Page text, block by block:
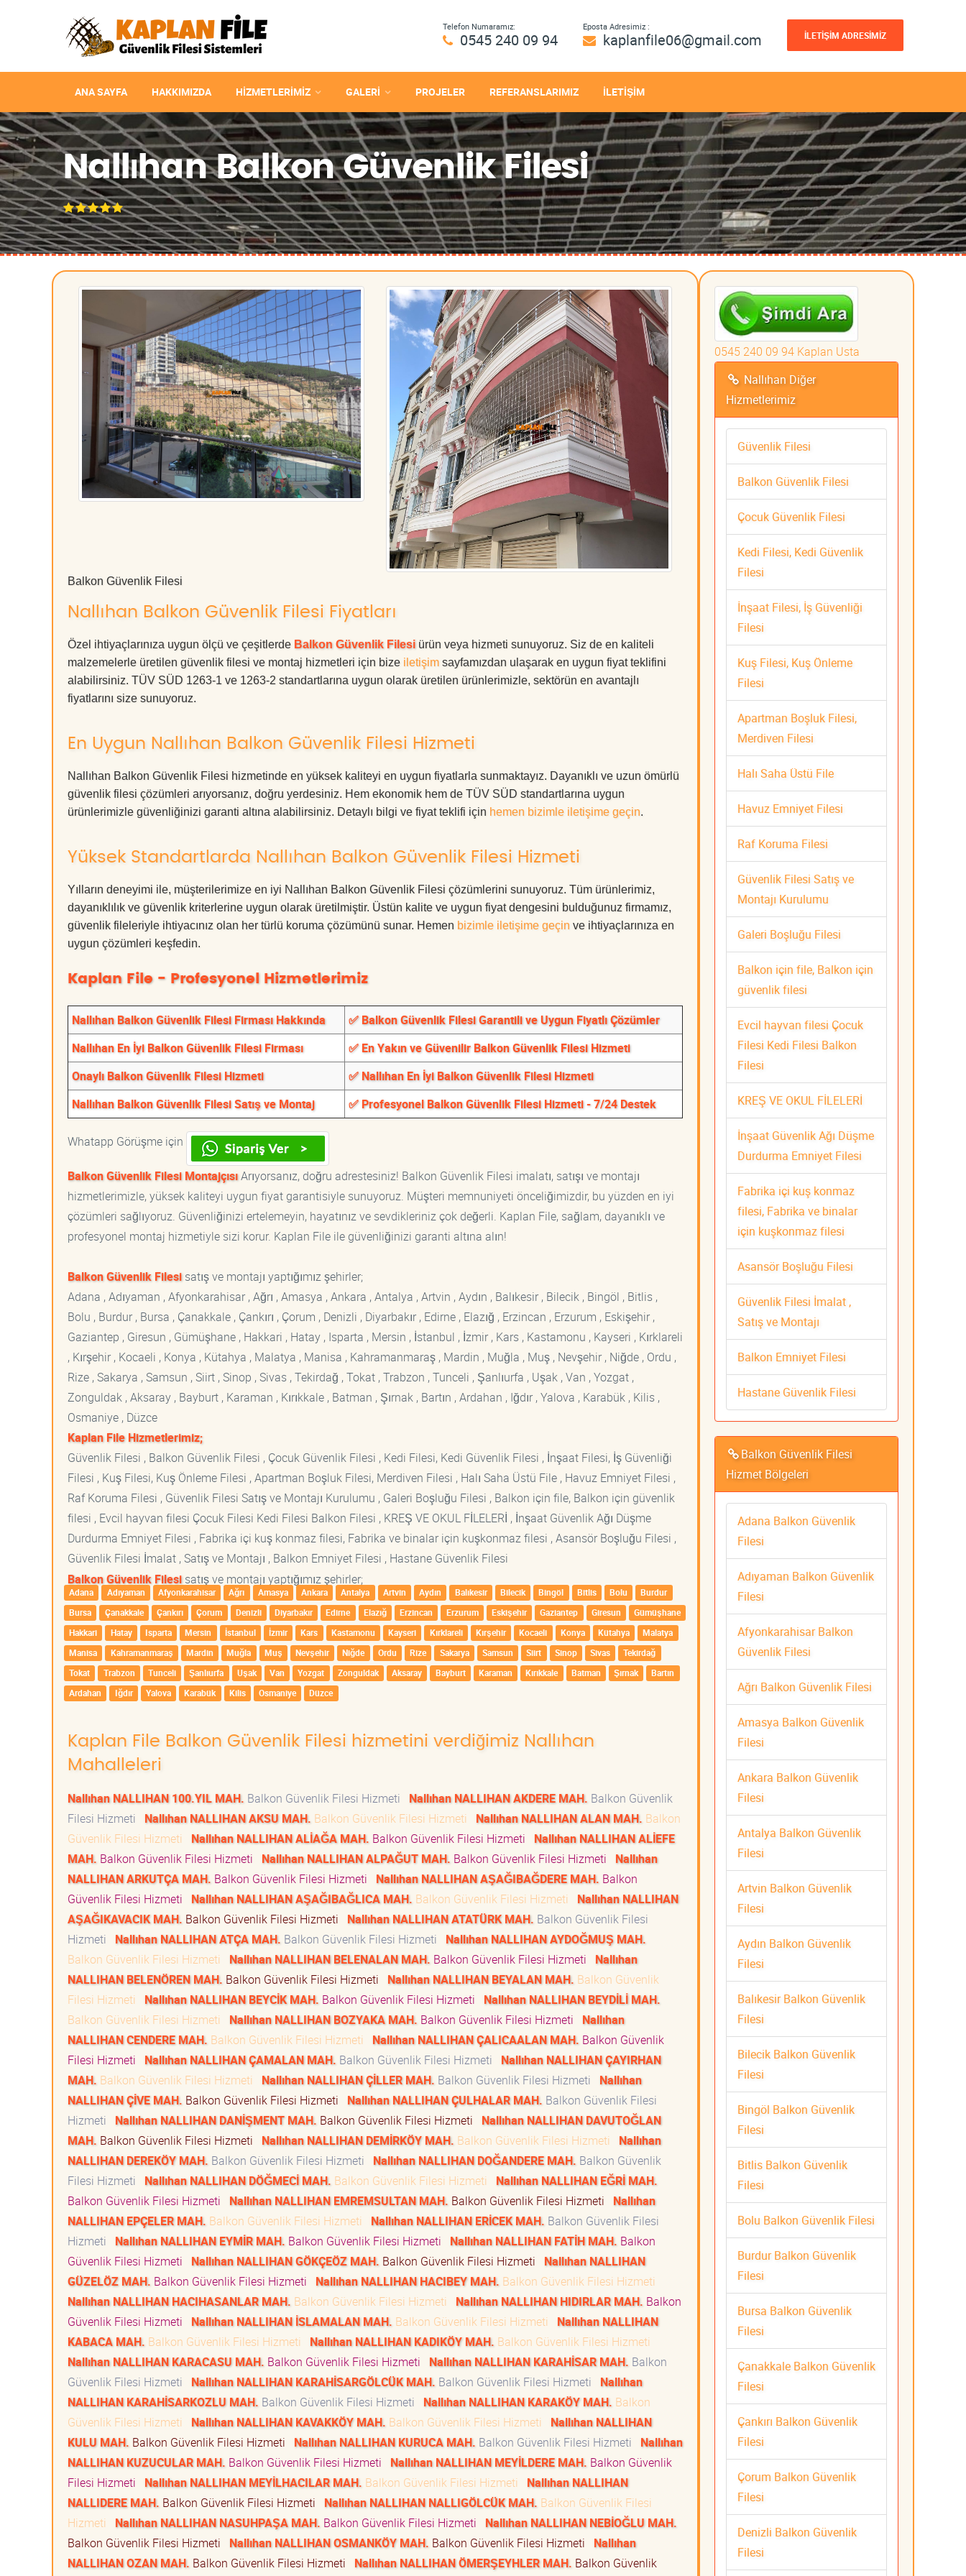
Telefon Numaramız:
0545 240 09 94
Eposta Adresimiz :
kaplanfile06@gmail.com İLETİŞİM ADRESİMİZ
ANA SAYFA HAKKIMIZDA HIZMETLERIMIZ GALERİ PROJELER REFERANSLARIMIZ İLETİŞİM
Nallıhan Balkon Güvenlik Filesi
Balkon Güvenlik Filesi
Nallıhan Balkon Güvenlik Filesi Fiyatları
Özel ihtiyaçlarınıza uygun ölçü ve çeşitlerde Balkon Güvenlik Filesi ürün veya hizmeti sunuyoruz. Siz de en kaliteli
malzemelerle üretilen güvenlik filesi ve montaj hizmetleri için bize iletişim sayfamızdan ulaşarak en uygun fiyat teklifini
alabilirsiniz. TÜV SÜD 1263-1 ve 1263-2 standartlarına uygun olarak üretilen ürünlerimizle, sektörün en avantajlı
fiyatlarını size sunuyoruz.
En Uygun Nallıhan Balkon Güvenlik Filesi Hizmeti
Nallıhan Balkon Güvenlik Filesi hizmetinde en yüksek kaliteyi en uygun fiyatlarla sunmaktayız. Dayanıklı ve uzun ömürlü
güvenlik filesi çözümleri arıyorsanız, doğru yerdesiniz. Hem ekonomik hem de TÜV SÜD standartlarına uygun
ürünlerimizle güvenliğinizi garanti altına alabilirsiniz. Detaylı bilgi ve fiyat teklifi için hemen bizimle iletişime geçin.
Yüksek Standartlarda Nallıhan Balkon Güvenlik Filesi Hizmeti
Yılların deneyimi ile, müşterilerimize en iyi Nallıhan Balkon Güvenlik Filesi çözümlerini sunuyoruz. Tüm ürünlerimiz,
dayanıklılık ve güvenlik kriterlerine uygun olarak üretilmiştir. Üstün kalite ve uygun fiyat dengesini bulduğunuz firmamız,
güvenlik fileleriyle ihtiyacınız olan her türlü koruma çözümünü sunar. Hemen bizimle iletişime geçin ve ihtiyaçlarınıza en
uygun çözümleri keşfedin.
Kaplan File - Profesyonel Hizmetlerimiz
Nallıhan Balkon Güvenlik Filesi Firması Hakkında
✅ Balkon Güvenlik Filesi Garantili ve Uygun Fiyatlı Çözümler
Nallıhan En İyi Balkon Güvenlik Filesi Firması
✅ En Yakın ve Güvenilir Balkon Güvenlik Filesi Hizmeti
Onaylı Balkon Güvenlik Filesi Hizmeti
✅ Nallıhan En İyi Balkon Güvenlik Filesi Hizmeti
Nallıhan Balkon Güvenlik Filesi Satış ve Montaj
✅ Profesyonel Balkon Güvenlik Filesi Hizmeti - 7/24 Destek
Whatapp Görüşme için
Balkon Güvenlik Filesi MontajçısıArıyorsanız, doğru adrestesiniz! Balkon Güvenlik Filesi imalatı, satışı ve montajı
hizmetlerimizle, yüksek kaliteyi uygun fiyat garantisiyle sunuyoruz. Müşteri memnuniyeti önceliğimizdir, bu yüzden en iyi
çözümleri sağlıyoruz. Güvenliğinizi ertelemeyin, hayatınız ve sevdikleriniz çok değerli. Kaplan File, sağlam, dayanıklı ve
profesyonel montaj hizmetiyle sizi korur. Kaplan File ile güvenliğinizi garanti altına alın!
Balkon Güvenlik Filesisatış ve montajı yaptığımız şehirler;
Adana , Adıyaman , Afyonkarahisar , Ağrı , Amasya , Ankara , Antalya , Artvin , Aydın , Balıkesir , Bilecik , Bingöl , Bitlis ,
Bolu , Burdur , Bursa , Çanakkale , Çankırı , Çorum , Denizli , Diyarbakır , Edirne , Elazığ , Erzincan , Erzurum , Eskişehir ,
Gaziantep , Giresun , Gümüşhane , Hakkari , Hatay , Isparta , Mersin , İstanbul , İzmir , Kars , Kastamonu , Kayseri , Kırklareli
, Kırşehir , Kocaeli , Konya , Kütahya , Malatya , Manisa , Kahramanmaraş , Mardin , Muğla , Muş , Nevşehir , Niğde , Ordu ,
Rize , Sakarya , Samsun , Siirt , Sinop , Sivas , Tekirdağ , Tokat , Trabzon , Tunceli , Şanlıurfa , Uşak , Van , Yozgat ,
Zonguldak , Aksaray , Bayburt , Karaman , Kırıkkale , Batman , Şırnak , Bartın , Ardahan , Iğdır , Yalova , Karabük , Kilis ,
Osmaniye , Düzce
Kaplan File Hizmetlerimiz;
Güvenlik Filesi , Balkon Güvenlik Filesi , Çocuk Güvenlik Filesi , Kedi Filesi, Kedi Güvenlik Filesi , İnşaat Filesi, İş Güvenliği
Filesi , Kuş Filesi, Kuş Önleme Filesi , Apartman Boşluk Filesi, Merdiven Filesi , Halı Saha Üstü File , Havuz Emniyet Filesi ,
Raf Koruma Filesi , Güvenlik Filesi Satış ve Montajı Kurulumu , Galeri Boşluğu Filesi , Balkon için file, Balkon için güvenlik
filesi , Evcil hayvan filesi Çocuk Filesi Kedi Filesi Balkon Filesi , KREŞ VE OKUL FİLELERİ , İnşaat Güvenlik Ağı Düşme
Durdurma Emniyet Filesi , Fabrika içi kuş konmaz filesi, Fabrika ve binalar için kuşkonmaz filesi , Asansör Boşluğu Filesi ,
Güvenlik Filesi İmalat , Satış ve Montajı , Balkon Emniyet Filesi , Hastane Güvenlik Filesi
Balkon Güvenlik Filesisatış ve montajı yaptığımız şehirler;
Adana Adıyaman Afyonkarahisar Ağrı Amasya Ankara Antalya Artvin Aydın Balıkesir Bilecik Bingöl Bitlis Bolu
Burdur
Bursa
Çanakkale Çankırı Çorum Denizli Diyarbakır Edirne Elazığ Erzincan Erzurum Eskişehir Gaziantep Giresun
Gümüşhane
Hakkari
Hatay Isparta Mersin İstanbul İzmir Kars Kastamonu Kayseri Kırklareli Kırşehir Kocaeli Konya Kütahya
Malatya
Manisa
Kahramanmaraş Mardin Muğla Muş Nevşehir Niğde Ordu Rize Sakarya Samsun Siirt Sinop Sivas
Tekirdağ
Tokat
Trabzon Tunceli Şanlıurfa Uşak Van Yozgat Zonguldak Aksaray Bayburt Karaman Kırıkkale Batman Şırnak
Bartın
Ardahan
Iğdır Yalova Karabük Kilis Osmaniye Düzce
Kaplan File Balkon Güvenlik Filesi hizmetini verdiğimiz Nallıhan
Mahalleleri
Nallıhan NALLIHAN 100.YIL MAH. Balkon Güvenlik Filesi Hizmeti Nallıhan NALLIHAN AKDERE MAH. Balkon Güvenlik
Filesi Hizmeti
Nallıhan NALLIHAN AKSU MAH. Balkon Güvenlik Filesi Hizmeti Nallıhan NALLIHAN ALAN MAH. Balkon
Güvenlik Filesi Hizmeti
Nallıhan NALLIHAN ALİAĞA MAH. Balkon Güvenlik Filesi Hizmeti
Nallıhan NALLIHAN ALİEFE
MAH. Balkon Güvenlik Filesi Hizmeti Nallıhan NALLIHAN ALPAĞUT MAH. Balkon Güvenlik Filesi Hizmeti
Nallıhan
NALLIHAN ARKUTÇA MAH. Balkon Güvenlik Filesi Hizmeti Nallıhan NALLIHAN AŞAĞIBAĞDERE MAH. Balkon
Güvenlik Filesi Hizmeti
Nallıhan NALLIHAN AŞAĞIBAĞLICA MAH. Balkon Güvenlik Filesi Hizmeti
Nallıhan NALLIHAN
AŞAĞIKAVACIK MAH. Balkon Güvenlik Filesi Hizmeti Nallıhan NALLIHAN ATATÜRK MAH. Balkon Güvenlik Filesi
Hizmeti
Nallıhan NALLIHAN ATÇA MAH. Balkon Güvenlik Filesi Hizmeti
Nallıhan NALLIHAN AYDOĞMUŞ MAH.
Balkon Güvenlik Filesi Hizmeti
Nallıhan NALLIHAN BELENALAN MAH. Balkon Güvenlik Filesi Hizmeti
Nallıhan
NALLIHAN BELENÖREN MAH. Balkon Güvenlik Filesi Hizmeti Nallıhan NALLIHAN BEYALAN MAH. Balkon Güvenlik
Filesi Hizmeti
Nallıhan NALLIHAN BEYCİK MAH. Balkon Güvenlik Filesi Hizmeti
Nallıhan NALLIHAN BEYDİLİ MAH.
Balkon Güvenlik Filesi Hizmeti
Nallıhan NALLIHAN BOZYAKA MAH. Balkon Güvenlik Filesi Hizmeti
Nallıhan
NALLIHAN CENDERE MAH. Balkon Güvenlik Filesi Hizmeti Nallıhan NALLIHAN ÇALICAALAN MAH. Balkon Güvenlik
Filesi Hizmeti
Nallıhan NALLIHAN ÇAMALAN MAH. Balkon Güvenlik Filesi Hizmeti
Nallıhan NALLIHAN ÇAYIRHAN
MAH. Balkon Güvenlik Filesi Hizmeti Nallıhan NALLIHAN ÇİLLER MAH. Balkon Güvenlik Filesi Hizmeti
Nallıhan
NALLIHAN ÇİVE MAH. Balkon Güvenlik Filesi Hizmeti Nallıhan NALLIHAN ÇULHALAR MAH. Balkon Güvenlik Filesi
Hizmeti
Nallıhan NALLIHAN DANİŞMENT MAH. Balkon Güvenlik Filesi Hizmeti
Nallıhan NALLIHAN DAVUTOĞLAN
MAH. Balkon Güvenlik Filesi Hizmeti Nallıhan NALLIHAN DEMİRKÖY MAH. Balkon Güvenlik Filesi Hizmeti
Nallıhan
NALLIHAN DEREKÖY MAH. Balkon Güvenlik Filesi Hizmeti Nallıhan NALLIHAN DOĞANDERE MAH. Balkon Güvenlik
Filesi Hizmeti
Nallıhan NALLIHAN DÖĞMECİ MAH. Balkon Güvenlik Filesi Hizmeti
Nallıhan NALLIHAN EĞRİ MAH.
Balkon Güvenlik Filesi Hizmeti
Nallıhan NALLIHAN EMREMSULTAN MAH. Balkon Güvenlik Filesi Hizmeti
Nallıhan
NALLIHAN EPÇELER MAH. Balkon Güvenlik Filesi Hizmeti Nallıhan NALLIHAN ERİCEK MAH. Balkon Güvenlik Filesi
Hizmeti
Nallıhan NALLIHAN EYMİR MAH. Balkon Güvenlik Filesi Hizmeti Nallıhan NALLIHAN FATİH MAH. Balkon
Güvenlik Filesi Hizmeti
Nallıhan NALLIHAN GÖKÇEÖZ MAH. Balkon Güvenlik Filesi Hizmeti
Nallıhan NALLIHAN
GÜZELÖZ MAH. Balkon Güvenlik Filesi Hizmeti Nallıhan NALLIHAN HACIBEY MAH. Balkon Güvenlik Filesi Hizmeti
Nallıhan NALLIHAN HACIHASANLAR MAH. Balkon Güvenlik Filesi Hizmeti Nallıhan NALLIHAN HIDIRLAR MAH. Balkon
Güvenlik Filesi Hizmeti
Nallıhan NALLIHAN İSLAMALAN MAH. Balkon Güvenlik Filesi Hizmeti
Nallıhan NALLIHAN
KABACA MAH. Balkon Güvenlik Filesi Hizmeti Nallıhan NALLIHAN KADIKÖY MAH. Balkon Güvenlik Filesi Hizmeti
Nallıhan NALLIHAN KARACASU MAH. Balkon Güvenlik Filesi Hizmeti Nallıhan NALLIHAN KARAHİSAR MAH. Balkon
Güvenlik Filesi Hizmeti
Nallıhan NALLIHAN KARAHİSARGÖLCÜK MAH. Balkon Güvenlik Filesi Hizmeti
Nallıhan
NALLIHAN KARAHİSARKOZLU MAH. Balkon Güvenlik Filesi Hizmeti Nallıhan NALLIHAN KARAKÖY MAH. Balkon
Güvenlik Filesi Hizmeti
Nallıhan NALLIHAN KAVAKKÖY MAH. Balkon Güvenlik Filesi Hizmeti
Nallıhan NALLIHAN
KULU MAH. Balkon Güvenlik Filesi Hizmeti Nallıhan NALLIHAN KURUCA MAH. Balkon Güvenlik Filesi Hizmeti
Nallıhan
NALLIHAN KUZUCULAR MAH. Balkon Güvenlik Filesi Hizmeti Nallıhan NALLIHAN MEYİLDERE MAH. Balkon Güvenlik
Filesi Hizmeti
Nallıhan NALLIHAN MEYİLHACILAR MAH. Balkon Güvenlik Filesi Hizmeti
Nallıhan NALLIHAN
NALLIDERE MAH. Balkon Güvenlik Filesi Hizmeti Nallıhan NALLIHAN NALLIGÖLCÜK MAH. Balkon Güvenlik Filesi
Hizmeti
Nallıhan NALLIHAN NASUHPAŞA MAH. Balkon Güvenlik Filesi Hizmeti
Nallıhan NALLIHAN NEBİOĞLU MAH.
Balkon Güvenlik Filesi Hizmeti
Nallıhan NALLIHAN OSMANKÖY MAH. Balkon Güvenlik Filesi Hizmeti
Nallıhan
NALLIHAN OZAN MAH. Balkon Güvenlik Filesi Hizmeti Nallıhan NALLIHAN ÖMERŞEYHLER MAH. Balkon Güvenlik
0545 240 09 94 Kaplan Usta
Nallıhan Diğer
Hizmetlerimiz
Güvenlik Filesi
Balkon Güvenlik Filesi
Çocuk Güvenlik Filesi
Kedi Filesi, Kedi Güvenlik
Filesi
İnşaat Filesi, İş Güvenliği
Filesi
Kuş Filesi, Kuş Önleme
Filesi
Apartman Boşluk Filesi,
Merdiven Filesi
Halı Saha Üstü File
Havuz Emniyet Filesi
Raf Koruma Filesi
Güvenlik Filesi Satış ve
Montajı Kurulumu
Galeri Boşluğu Filesi
Balkon için file, Balkon için
güvenlik filesi
Evcil hayvan filesi Çocuk
Filesi Kedi Filesi Balkon
Filesi
KREŞ VE OKUL FİLELERİ
İnşaat Güvenlik Ağı Düşme
Durdurma Emniyet Filesi
Fabrika içi kuş konmaz
filesi, Fabrika ve binalar
için kuşkonmaz filesi
Asansör Boşluğu Filesi
Güvenlik Filesi İmalat ,
Satış ve Montajı
Balkon Emniyet Filesi
Hastane Güvenlik Filesi
Balkon Güvenlik Filesi
Hizmet Bölgeleri
Adana Balkon Güvenlik
Filesi
Adıyaman Balkon Güvenlik
Filesi
Afyonkarahisar Balkon
Güvenlik Filesi
Ağrı Balkon Güvenlik Filesi
Amasya Balkon Güvenlik
Filesi
Ankara Balkon Güvenlik
Filesi
Antalya Balkon Güvenlik
Filesi
Artvin Balkon Güvenlik
Filesi
Aydın Balkon Güvenlik
Filesi
Balıkesir Balkon Güvenlik
Filesi
Bilecik Balkon Güvenlik
Filesi
Bingöl Balkon Güvenlik
Filesi
Bitlis Balkon Güvenlik
Filesi
Bolu Balkon Güvenlik Filesi
Burdur Balkon Güvenlik
Filesi
Bursa Balkon Güvenlik
Filesi
Çanakkale Balkon Güvenlik
Filesi
Çankırı Balkon Güvenlik
Filesi
Çorum Balkon Güvenlik
Filesi
Denizli Balkon Güvenlik
Filesi